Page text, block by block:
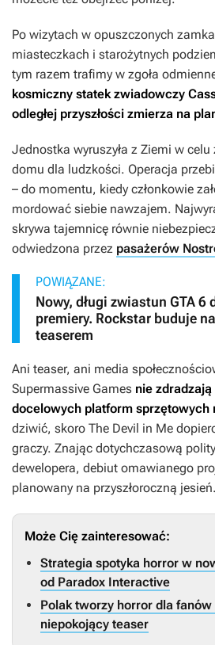
Po wizytach w opuszczonych
miasteczkach i starożytnych
tym razem trafimy w zgoła
kosmiczny statek zwiadowczy
odległej przyszłości zmierza na
Jednostka wyruszyła z Ziemi w
domu dla ludzkości. Operacja
– do momentu, kiedy członkowie
mordować siebie nawzajem.
skrywa tajemnicę równie
odwiedzona przez pasażerów
POWIĄZANE:
Nowy, długi zwiastun GTA 6
premiery. Rockstar buduje
teaserem
Ani teaser, ani media
Supermassive Games nie
docelowych platform sprzętowych
dziwić, skoro The Devil in Me
graczy. Znając dotychczasową
dewelopera, debiut omawianego
planowany na przyszłoroczną jesień.
Może Cię zainteresować:
Strategia spotyka horror w
od Paradox Interactive
Polak tworzy horror dla fanów
niepokojący teaser